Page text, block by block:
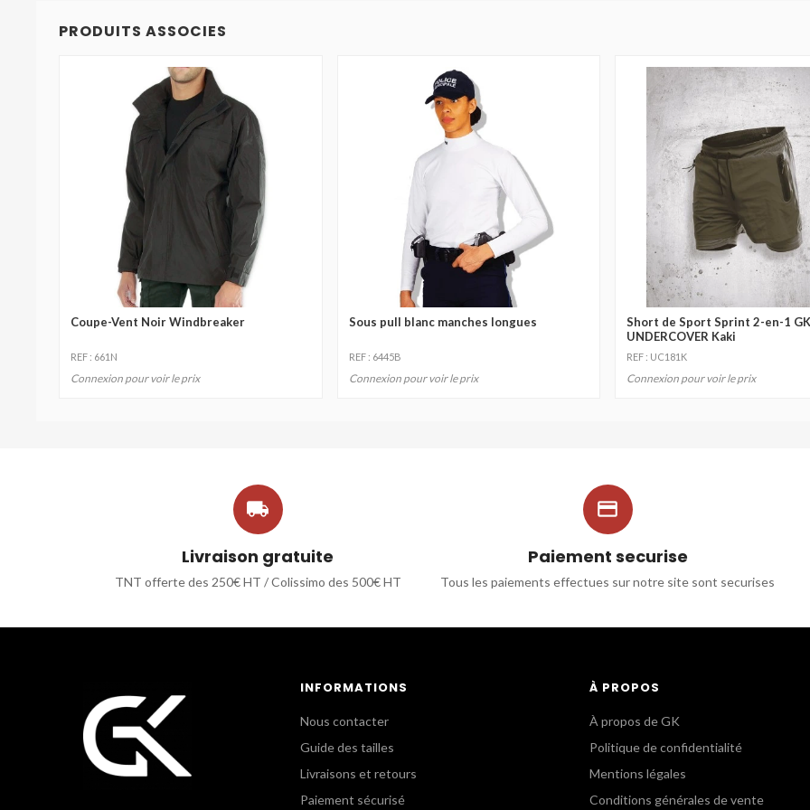
PRODUITS ASSOCIES
Coupe-Vent Noir Windbreaker
REF : 661N
Connexion pour voir le prix
Sous pull blanc manches longues
REF : 6445B
Connexion pour voir le prix
Short de Sport Sprint 2-en-1 GK
UNDERCOVER Kaki
REF : UC181K
Connexion pour voir le prix

Livraison gratuite
TNT offerte des 250€ HT / Colissimo des 500€ HT

Paiement securise
Tous les paiements effectues sur notre site sont securises
INFORMATIONS
Nous contacter
Guide des tailles
Livraisons et retours
Paiement sécurisé
À PROPOS
À propos de GK
Politique de confidentialité
Mentions légales
Conditions générales de vente